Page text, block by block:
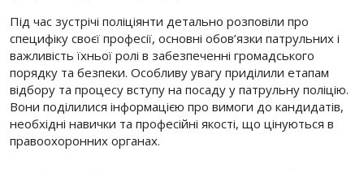
Під час зустрічі поліціянти детально розповіли про
специфіку своєї професії, основні обов’язки патрульних і
важливість їхньої ролі в забезпеченні громадського
порядку та безпеки. Особливу увагу приділили етапам
відбору та процесу вступу на посаду у патрульну поліцію.
Вони поділилися інформацією про вимоги до кандидатів,
необхідні навички та професійні якості, що цінуються в
правоохоронних органах.